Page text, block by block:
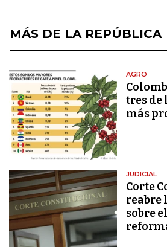
MÁS DE LA REPÚBLICA
AGRO
tres de
más
JUDICIAL
Corte
reabre
sobre